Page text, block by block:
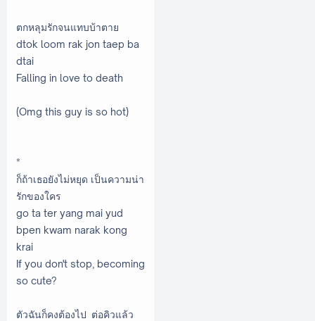
ตกหลุมรักจนแทบบ้าตาย
dtok loom rak jon taep ba
dtai
Falling in love to death
(Omg this guy is so hot)
*
ก็ถ้าเธอยังไม่หยุด เป็นความน่า
รักของใคร
go ta ter yang mai yud
bpen kwam narak kong
krai
If you don't stop, becoming
so cute?
ตัวฉันก็คงต้องไป ต่อคิวแล้ว